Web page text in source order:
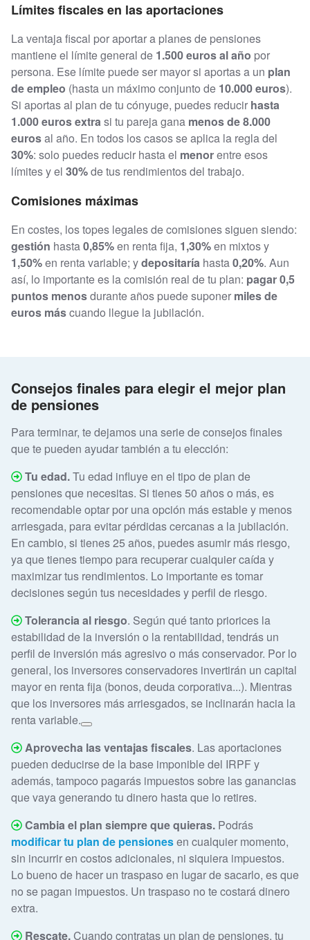
Límites fiscales en las aportaciones
La ventaja fiscal por aportar a planes de pensiones
mantiene el límite general de 1.500 euros al año por
persona. Ese límite puede ser mayor si aportas a un plan
de empleo (hasta un máximo conjunto de 10.000 euros).
Si aportas al plan de tu cónyuge, puedes reducir hasta
1.000 euros extrasi tu pareja gana menos de 8.000
eurosal año. En todos los casos se aplica la regla del
30%: solo puedes reducir hasta el menorentre esos
límites y el 30%de tus rendimientos del trabajo.
Comisiones máximas
En costes, los topes legales de comisiones siguen siendo:
gestión hasta0,85%en renta fija, 1,30%en mixtos y
1,50%en renta variable; ydepositaría hasta0,20%. Aun
así, lo importante es la comisión real de tu plan: pagar 0,5
puntos menosdurante años puede suponer miles de
euros máscuando llegue la jubilación.
Consejos finales para elegir el mejor plan
de pensiones
Para terminar, te dejamos una serie de consejos finales
que te pueden ayudar también a tu elección:
Tu edad.Tu edad influye en el tipo de plan de
pensiones que necesitas. Si tienes 50 años o más, es
recomendable optar por una opción más estable y menos
arriesgada, para evitar pérdidas cercanas a la jubilación.
En cambio, si tienes 25 años, puedes asumir más riesgo,
ya que tienes tiempo para recuperar cualquier caída y
maximizar tus rendimientos. Lo importante es tomar
decisiones según tus necesidades y perfil de riesgo.
Tolerancia al riesgo. Según qué tanto priorices la
estabilidad de la inversión o la rentabilidad, tendrás un
perfil de inversión más agresivo o más conservador. Por lo
general, los inversores conservadores invertirán un capital
mayor en renta fija (bonos, deuda corporativa...). Mientras
que los inversores más arriesgados, se inclinarán hacia la
renta variable.
Aprovecha las ventajas fiscales. Las aportaciones
pueden deducirse de la base imponible del IRPF y
además, tampoco pagarás impuestos sobre las ganancias
que vaya generando tu dinero hasta que lo retires.
Cambia el plan siempre que quieras. Podrás
modificar tu plan de pensionesen cualquier momento,
sin incurrir en costos adicionales, ni siquiera impuestos.
Lo bueno de hacer un traspaso en lugar de sacarlo, es que
no se pagan impuestos. Un traspaso no te costará dinero
extra.
Rescate.Cuando contratas un plan de pensiones, tu